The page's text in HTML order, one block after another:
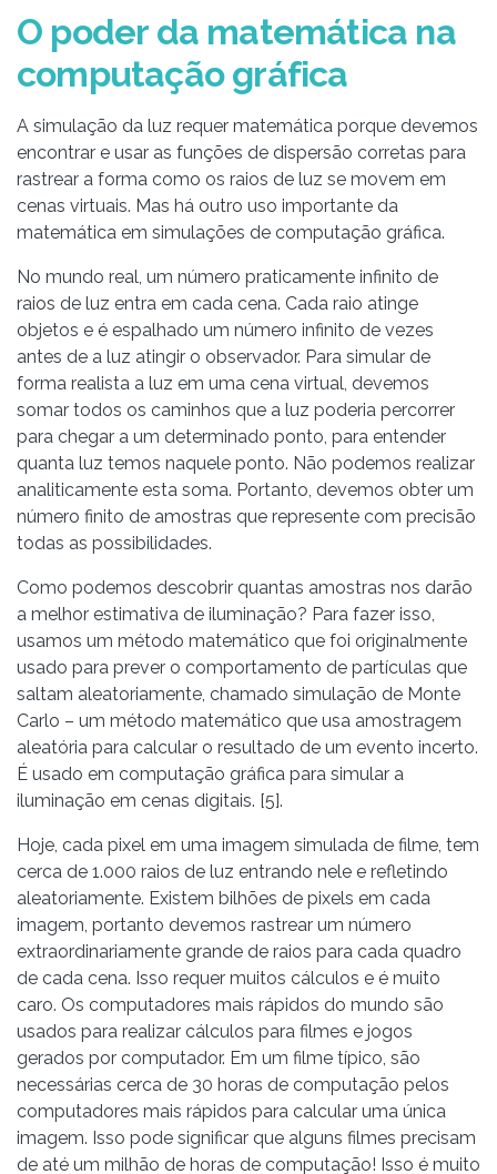
O poder da matemática na
computação gráfica
A simulação da luz requer matemática porque devemos
encontrar e usar as funções de dispersão corretas para
rastrear a forma como os raios de luz se movem em
cenas virtuais. Mas há outro uso importante da
matemática em simulações de computação gráfica.
No mundo real, um número praticamente infinito de
raios de luz entra em cada cena. Cada raio atinge
objetos e é espalhado um número infinito de vezes
antes de a luz atingir o observador. Para simular de
forma realista a luz em uma cena virtual, devemos
somar todos os caminhos que a luz poderia percorrer
para chegar a um determinado ponto, para entender
quanta luz temos naquele ponto. Não podemos realizar
analiticamente esta soma. Portanto, devemos obter um
número finito de amostras que represente com precisão
todas as possibilidades.
Como podemos descobrir quantas amostras nos darão
a melhor estimativa de iluminação? Para fazer isso,
usamos um método matemático que foi originalmente
usado para prever o comportamento de partículas que
saltam aleatoriamente, chamado simulação de Monte
Carlo – um método matemático que usa amostragem
aleatória para calcular o resultado de um evento incerto.
É usado em computação gráfica para simular a
iluminação em cenas digitais. [5].
Hoje, cada pixel em uma imagem simulada de filme, tem
cerca de 1.000 raios de luz entrando nele e refletindo
aleatoriamente. Existem bilhões de pixels em cada
imagem, portanto devemos rastrear um número
extraordinariamente grande de raios para cada quadro
de cada cena. Isso requer muitos cálculos e é muito
caro. Os computadores mais rápidos do mundo são
usados ​​para realizar cálculos para filmes e jogos
gerados por computador. Em um filme típico, são
necessárias cerca de 30 horas de computação pelos
computadores mais rápidos para calcular uma única
imagem. Isso pode significar que alguns filmes precisam
de até um milhão de horas de computação! Isso é muito